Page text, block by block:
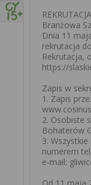
Branżowa
Dnia 11
rekrutacja
Rekrutacja,
https://
Zapis w
1. Zapis
2. Osobiste
Bohaterów
3.
numerem
e-mail: